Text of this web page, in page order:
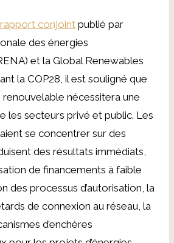
rapport conjoint publié par
des énergies
et la Global Renewables
la COP28, il est souligné que
nécessitera une
les secteurs privé et public. Les
se concentrer sur des
des résultats immédiats,
de financements à faible
des processus d’autorisation, la
de connexion au réseau, la
d’enchères